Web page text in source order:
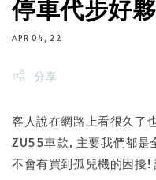
停車代步好
APR 04, 22
分享
客人說在網路上看很久了
ZU55車款, 主要我們都是
不會有買到孤兒機的困擾!